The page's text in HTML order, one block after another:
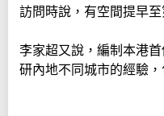
訪問時說，有空間提早
李家超又說，編制本港
研內地不同城市的經驗